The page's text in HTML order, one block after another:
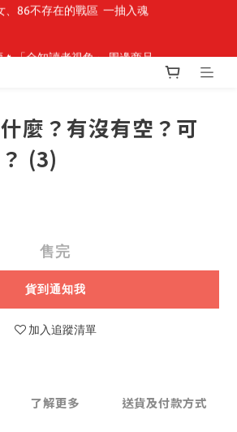
麼？有沒有空？可
(3)
售完
貨到通知我
加入追蹤清單
了解更多 送貨及付款方式